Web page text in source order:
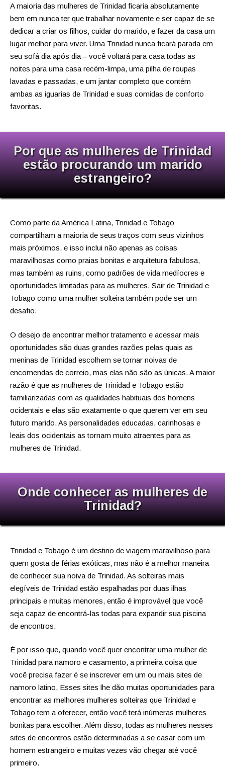
A maioria das mulheres de Trinidad ficaria absolutamente
bem em nunca ter que trabalhar novamente e ser capaz de se
dedicar a criar os filhos, cuidar do marido, e fazer da casa um
lugar melhor para viver. Uma Trinidad nunca ficará parada em
seu sofá dia após dia – você voltará para casa todas as
noites para uma casa recém-limpa, uma pilha de roupas
lavadas e passadas, e um jantar completo que contém
ambas as iguarias de Trinidad e suas comidas de conforto
favoritas.
Por que as mulheres de Trinidad
estão procurando um marido
estrangeiro?
Como parte da América Latina, Trinidad e Tobago
compartilham a maioria de seus traços com seus vizinhos
mais próximos, e isso inclui não apenas as coisas
maravilhosas como praias bonitas e arquitetura fabulosa,
mas também as ruins, como padrões de vida medíocres e
oportunidades limitadas para as mulheres. Sair de Trinidad e
Tobago como uma mulher solteira também pode ser um
desafio.
O desejo de encontrar melhor tratamento e acessar mais
oportunidades são duas grandes razões pelas quais as
meninas de Trinidad escolhem se tornar noivas de
encomendas de correio, mas elas não são as únicas. A maior
razão é que as mulheres de Trinidad e Tobago estão
familiarizadas com as qualidades habituais dos homens
ocidentais e elas são exatamente o que querem ver em seu
futuro marido. As personalidades educadas, carinhosas e
leais dos ocidentais as tornam muito atraentes para as
mulheres de Trinidad.
Onde conhecer as mulheres de
Trinidad?
Trinidad e Tobago é um destino de viagem maravilhoso para
quem gosta de férias exóticas, mas não é a melhor maneira
de conhecer sua noiva de Trinidad. As solteiras mais
elegíveis de Trinidad estão espalhadas por duas ilhas
principais e muitas menores, então é improvável que você
seja capaz de encontrá-las todas para expandir sua piscina
de encontros.
É por isso que, quando você quer encontrar uma mulher de
Trinidad para namoro e casamento, a primeira coisa que
você precisa fazer é se inscrever em um ou mais sites de
namoro latino. Esses sites lhe dão muitas oportunidades para
encontrar as melhores mulheres solteiras que Trinidad e
Tobago tem a oferecer, então você terá inúmeras mulheres
bonitas para escolher. Além disso, todas as mulheres nesses
sites de encontros estão determinadas a se casar com um
homem estrangeiro e muitas vezes vão chegar até você
primeiro.